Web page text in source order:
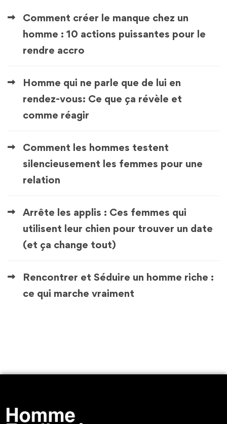
Comment créer le manque chez un
homme : 10 actions puissantes pour le
rendre accro
Homme qui ne parle que de lui en
rendez-vous: Ce que ça révèle et
comme réagir
Comment les hommes testent
silencieusement les femmes pour une
relation
Arrête les applis : Ces femmes qui
utilisent leur chien pour trouver un date
(et ça change tout)
Rencontrer et Séduire un homme riche :
ce qui marche vraiment